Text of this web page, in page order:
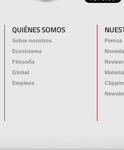
QUIÉNES SOMOS
Sobre nosotros
Ecosistema
Filosofía
Global
Empleos
Prensa